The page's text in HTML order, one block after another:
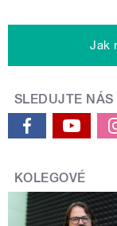
Jak
SLEDUJTE NÁS
KOLEGOVÉ